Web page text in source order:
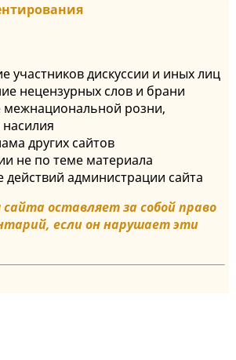
участников дискуссии и иных лиц
нецензурных слов и брани
межнациональной розни,
других сайтов
не по теме материала
действий администрации сайта
оставляет за собой право
если он нарушает эти